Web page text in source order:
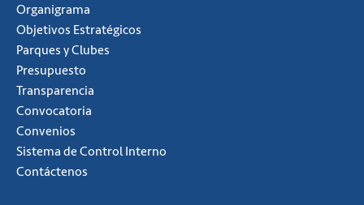
Organigrama
Objetivos Estratégicos
Parques y Clubes
Presupuesto
Transparencia
Convocatoria
Convenios
Sistema de Control Interno
Contáctenos